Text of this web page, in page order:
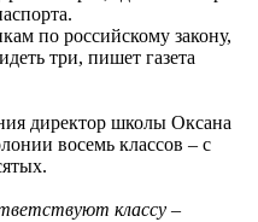
по российскому закону,
три, пишет газета
директор школы Оксана
восемь классов – с
классу –